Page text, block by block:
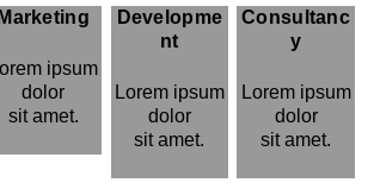
Marketing
ipsum
dolor
sit amet.
Developme
nt
Lorem ipsum
dolor
sit amet.
Consultanc
y
Lorem ipsum
dolor
sit amet.